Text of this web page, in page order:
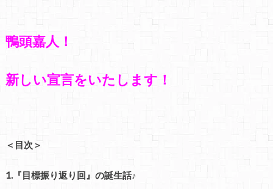
鴨頭嘉人！
新しい宣言をいたします！
＜目次＞
1.『目標振り返り回』の誕生話♪